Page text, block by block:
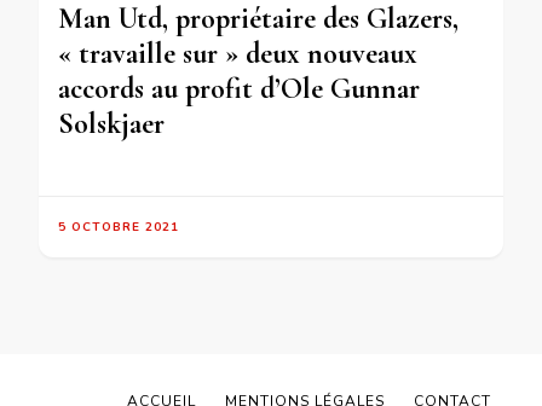
Man Utd, propriétaire des Glazers,
« travaille sur » deux nouveaux
accords au profit d’Ole Gunnar
Solskjaer
5 OCTOBRE 2021
ACCUEIL MENTIONS LÉGALES CONTACT